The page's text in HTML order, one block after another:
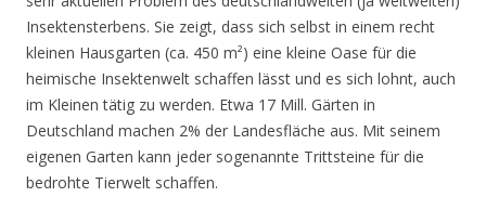
Insektensterbens. Sie zeigt, dass sich selbst in einem recht
kleinen Hausgarten (ca. 450 m²) eine kleine Oase für die
heimische Insektenwelt schaffen lässt und es sich lohnt, auch
im Kleinen tätig zu werden. Etwa 17 Mill. Gärten in
Deutschland machen 2% der Landesfläche aus. Mit seinem
eigenen Garten kann jeder sogenannte Trittsteine für die
bedrohte Tierwelt schaffen.